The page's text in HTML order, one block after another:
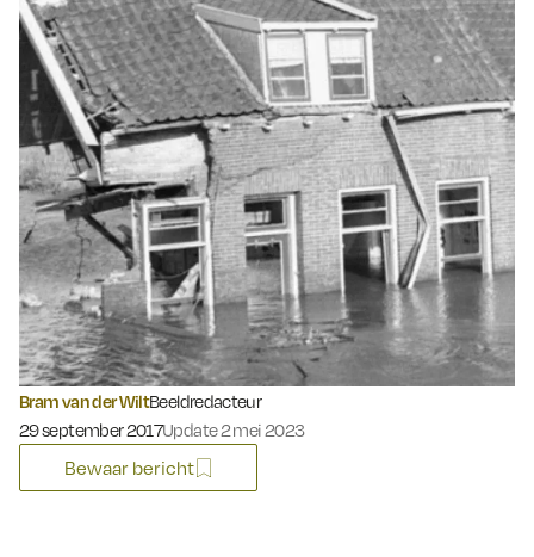
Bram van der WiltBeeldredacteur
Gepubliceerd op:
29 september 2017Update 2 mei 2023
Bewaar bericht